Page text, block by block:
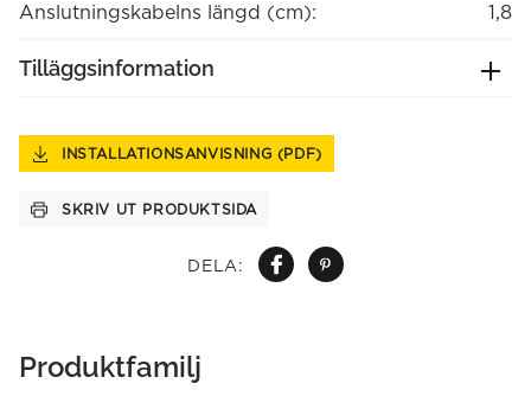
DELA:
Anslutningskabelns längd (cm):
1,8
Tilläggsinformation
INSTALLATIONSANVISNING (PDF)
SKRIV UT PRODUKTSIDA
Produktfamilj